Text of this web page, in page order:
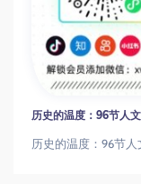
历史的温度：96节人
历史的温度：96节